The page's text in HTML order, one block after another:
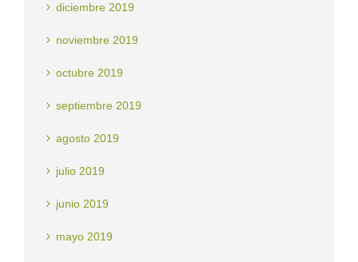
diciembre 2019
noviembre 2019
octubre 2019
septiembre 2019
agosto 2019
julio 2019
junio 2019
mayo 2019